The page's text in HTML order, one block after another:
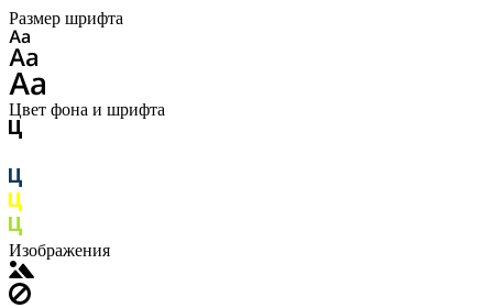
Размер шрифта
Цвет фона и шрифта
Изображения